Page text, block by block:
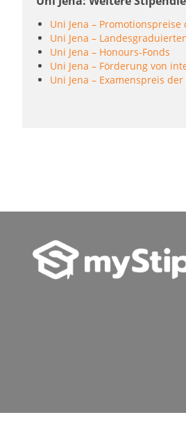
Uni Jena –
Uni Jena –
Uni Jena – Honours-Fonds
Uni Jena – Förderung von
Uni Jena – Examenspreis der